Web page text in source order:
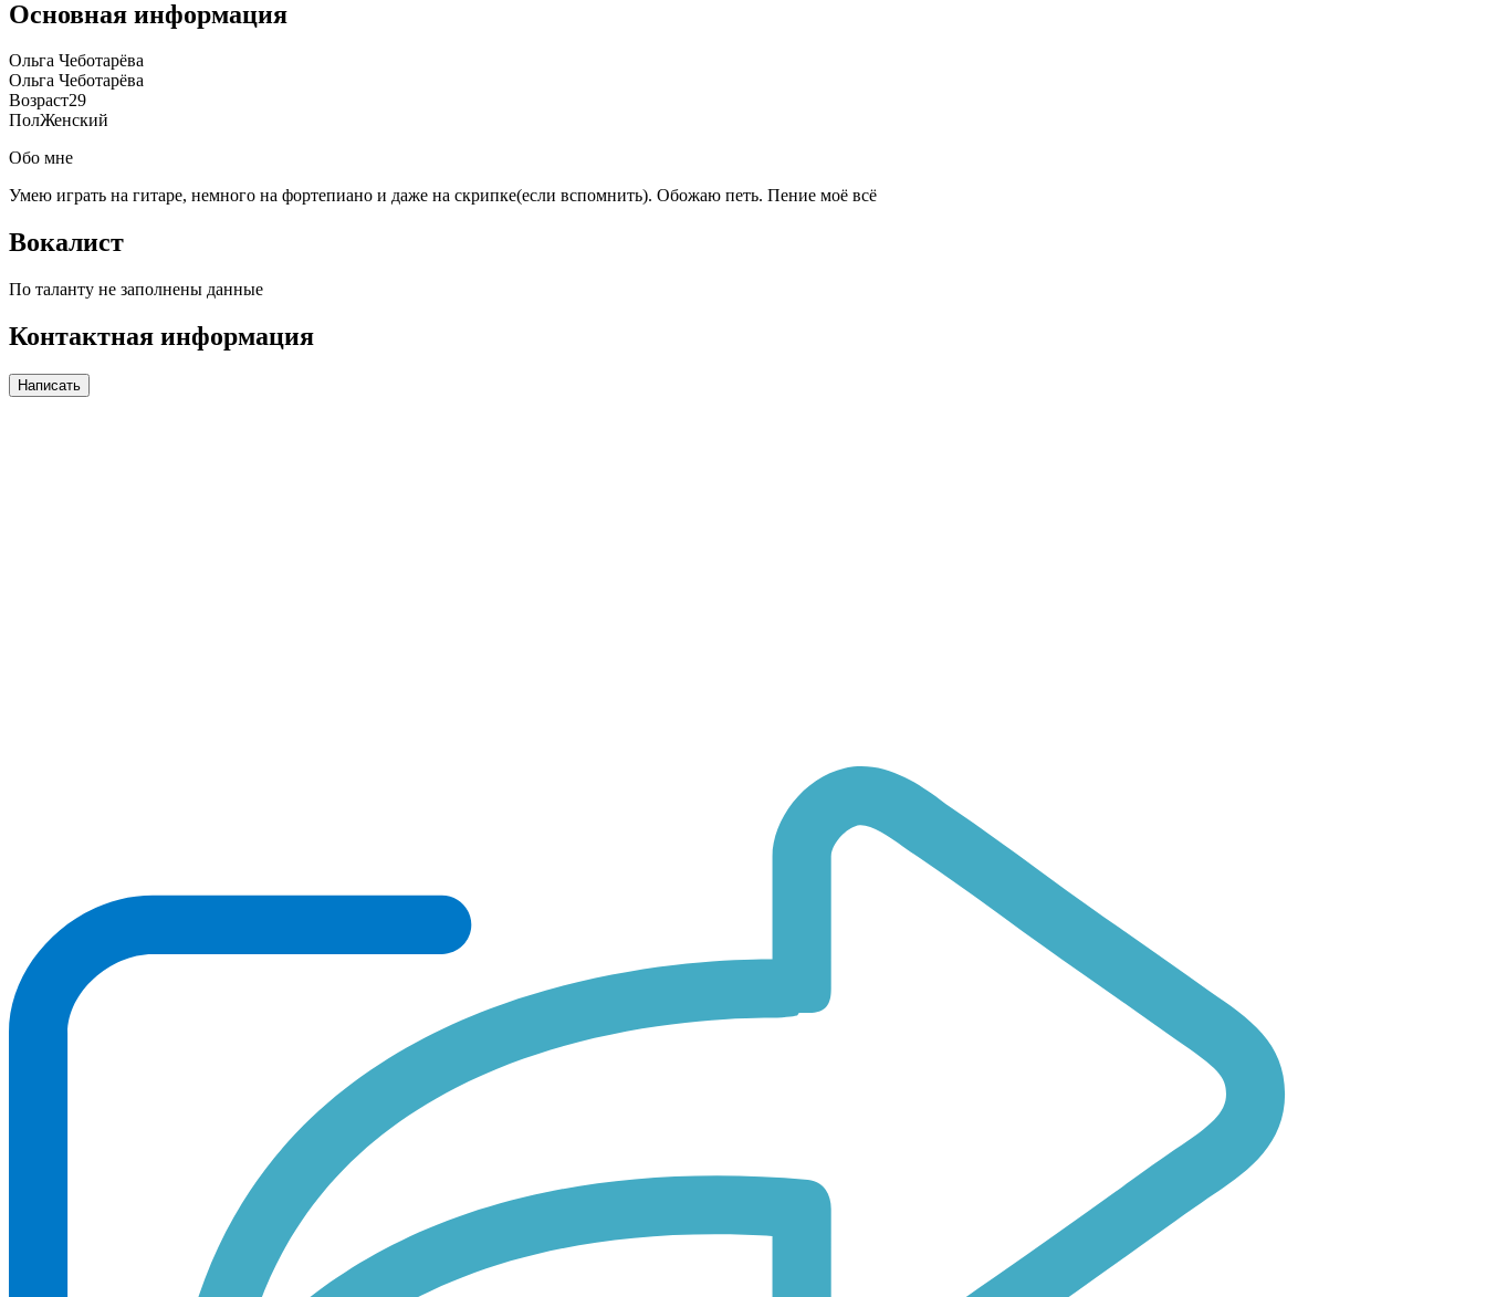
Основная информация
Ольга Чеботарёва
Ольга Чеботарёва
Возраст29
ПолЖенский
Обо мне
Умею играть на гитаре, немного на фортепиано и даже на скрипке(если вспомнить). Обожаю петь. Пение моё всё
Вокалист
По таланту не заполнены данные
Контактная информация
Написать